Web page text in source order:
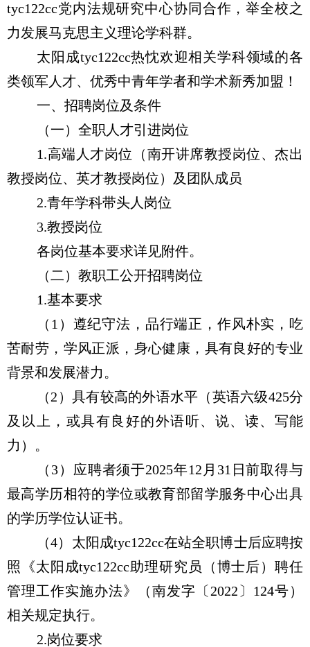
tyc122cc党内法规研究中心协同合作，举全校之
力发展马克思主义理论学科群。
太阳成tyc122cc热忱欢迎相关学科领域的各
类领军人才、优秀中青年学者和学术新秀加盟！
一、招聘岗位及条件
（一）全职人才引进岗位
1.高端人才岗位（南开讲席教授岗位、杰出
教授岗位、英才教授岗位）及团队成员
2.青年学科带头人岗位
3.教授岗位
各岗位基本要求详见附件。
（二）教职工公开招聘岗位
1.基本要求
（ 1 ）遵纪守法，品行端正，作风朴实，吃
苦耐劳，学风正派，身心健康，具有良好的专业
背景和发展潜力。
（2 ）具有较高的外语水平（英语六级425分
及以上，或具有良好的外语听、说、读、写能
力）。
（ 3）应聘者须于2025年12 月 31 日前取得与
最高学历相符的学位或教育部留学服务中心出具
的学历学位认证书。
（4）太阳成tyc122cc在站全职博士后应聘按
照《太阳成tyc122cc助理研究员（博士后）聘任
管理工作实施办法》（南发字〔 2022 〕 124号）
相关规定执行。
2.岗位要求